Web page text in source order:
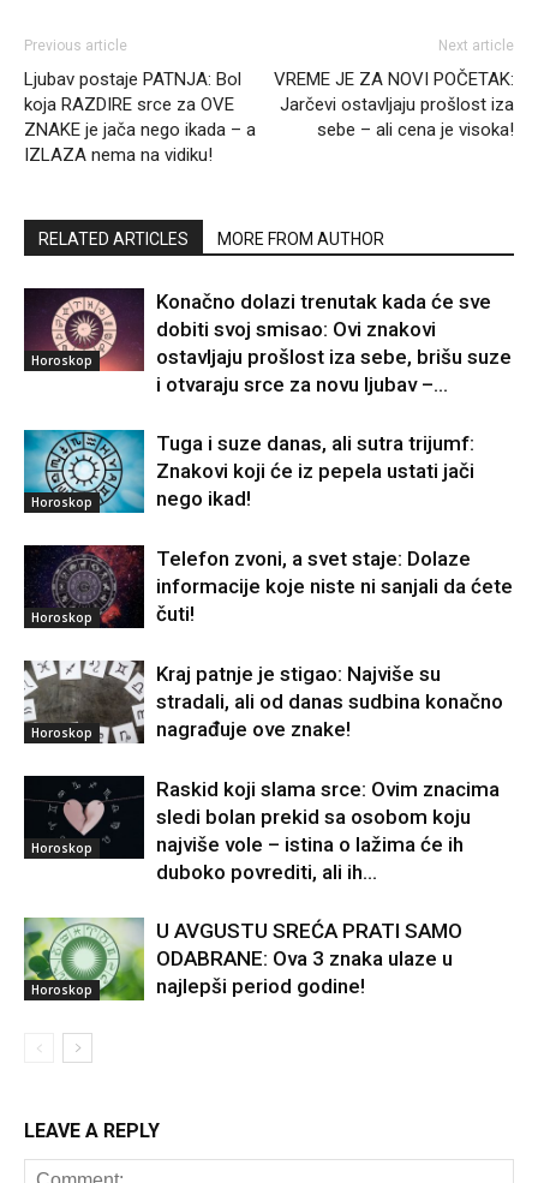
Previous article
Ljubav postaje PATNJA: Bol
koja RAZDIRE srce za OVE
ZNAKE je jača nego ikada – a
IZLAZA nema na vidiku!
Next article
VREME JE ZA NOVI POČETAK:
Jarčevi ostavljaju prošlost iza
sebe – ali cena je visoka!
RELATED ARTICLES MORE FROM AUTHOR
Horoskop
Konačno dolazi trenutak kada će sve
dobiti svoj smisao: Ovi znakovi
ostavljaju prošlost iza sebe, brišu suze
i otvaraju srce za novu ljubav –...
Horoskop
Tuga i suze danas, ali sutra trijumf:
Znakovi koji će iz pepela ustati jači
nego ikad!
Horoskop
Telefon zvoni, a svet staje: Dolaze
informacije koje niste ni sanjali da ćete
čuti!
Horoskop
Kraj patnje je stigao: Najviše su
stradali, ali od danas sudbina konačno
nagrađuje ove znake!
Horoskop
Raskid koji slama srce: Ovim znacima
sledi bolan prekid sa osobom koju
najviše vole – istina o lažima će ih
duboko povrediti, ali ih...
Horoskop
U AVGUSTU SREĆA PRATI SAMO
ODABRANE: Ova 3 znaka ulaze u
najlepši period godine!
LEAVE A REPLY